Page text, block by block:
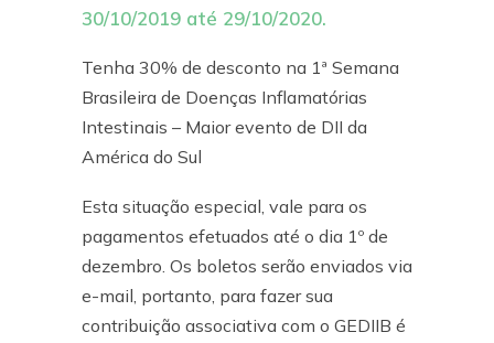
30/10/2019 até 29/10/2020.
Tenha 30% de desconto na 1ª Semana
Brasileira de Doenças Inflamatórias
Intestinais – Maior evento de DII da
América do Sul
Esta situação especial, vale para os
pagamentos efetuados até o dia 1º de
dezembro. Os boletos serão enviados via
e-mail, portanto, para fazer sua
contribuição associativa com o GEDIIB é